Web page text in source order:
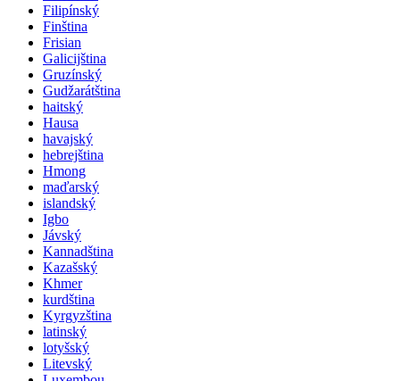
Filipínský
Finština
Frisian
Galicijština
Gruzínský
Gudžarátština
haitský
Hausa
havajský
hebrejština
Hmong
maďarský
islandský
Igbo
Jávský
Kannadština
Kazašský
Khmer
kurdština
Kyrgyzština
latinský
lotyšský
Litevský